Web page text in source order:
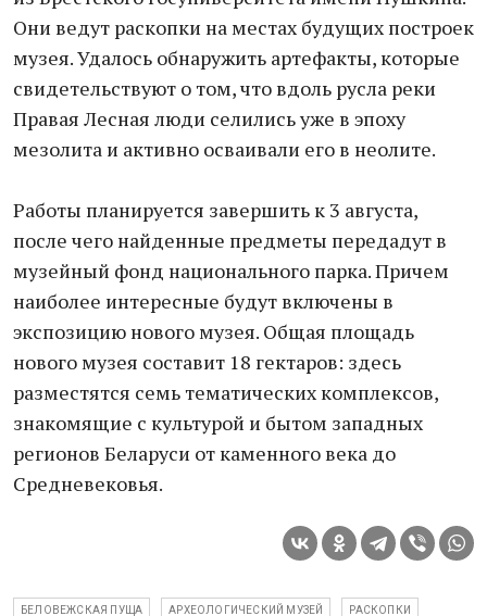
Они ведут раскопки на местах будущих построек
музея. Удалось обнаружить артефакты, которые
свидетельствуют о том, что вдоль русла реки
Правая Лесная люди селились уже в эпоху
мезолита и активно осваивали его в неолите.
Работы планируется завершить к 3 августа,
после чего найденные предметы передадут в
музейный фонд национального парка. Причем
наиболее интересные будут включены в
экспозицию нового музея. Общая площадь
нового музея составит 18 гектаров: здесь
разместятся семь тематических комплексов,
знакомящие с культурой и бытом западных
регионов Беларуси от каменного века до
Средневековья.
БЕЛОВЕЖСКАЯ ПУЩА АРХЕОЛОГИЧЕСКИЙ МУЗЕЙ РАСКОПКИ